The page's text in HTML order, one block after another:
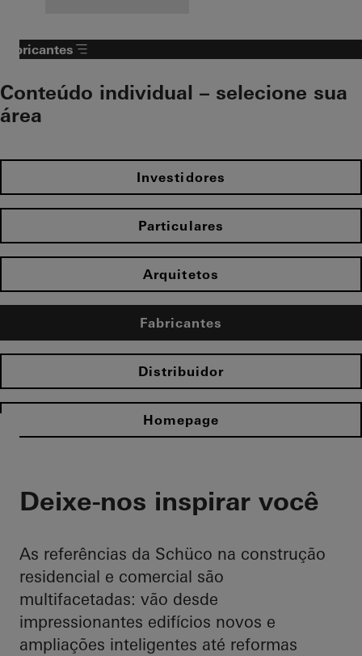
Fabricantes
Conteúdo individual – selecione sua
área​
Investidores
Particulares
Arquitetos
Fabricantes
Distribuidor
Homepage
Deixe-nos inspirar você
As referências da Schüco na construção
residencial e comercial são
multifacetadas: vão desde
impressionantes edifícios novos e
ampliações inteligentes até reformas